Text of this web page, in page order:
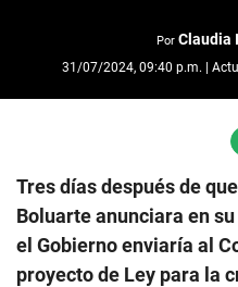
Por Claudia
31/07/2024, 09:40 p.m. |
Tres días después de
Boluarte anunciara en
el Gobierno enviaría al
proyecto de Ley para la